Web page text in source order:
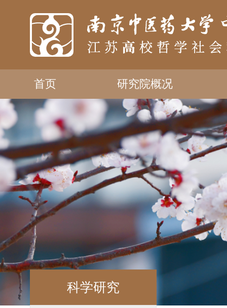
首页 研究院概况
科学研究